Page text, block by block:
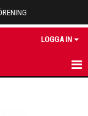
LOGGA IN